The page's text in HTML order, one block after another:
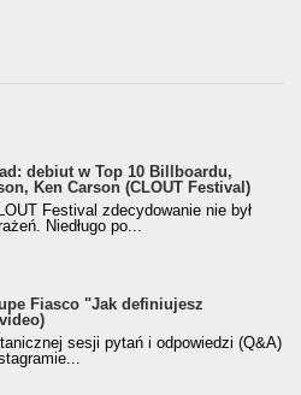
debiut w Top 10 Billboardu,
Ken Carson (CLOUT Festival)
Festival zdecydowanie nie był
Niedługo po...
Fiasco "Jak definiujesz
sesji pytań i odpowiedzi (Q&A)